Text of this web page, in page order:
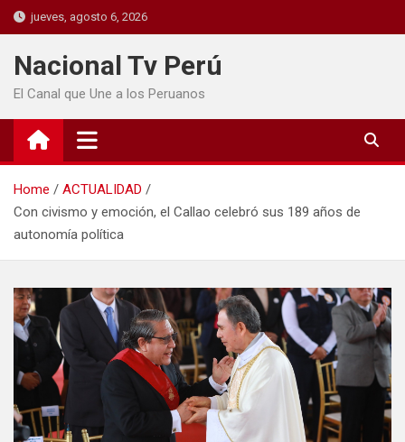
jueves, agosto 6, 2026
Nacional Tv Perú
El Canal que Une a los Peruanos
Home
ACTUALIDAD
Con civismo y emoción, el Callao celebró sus 189 años de
autonomía política